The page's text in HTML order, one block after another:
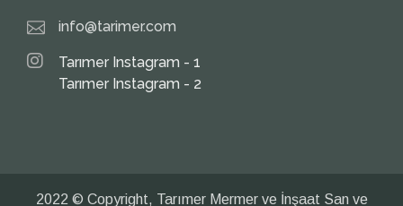
info@tarimer.com
Tarımer Instagram - 1
Tarımer Instagram - 2
2022 © Copyright, Tarımer Mermer ve İnşaat San ve